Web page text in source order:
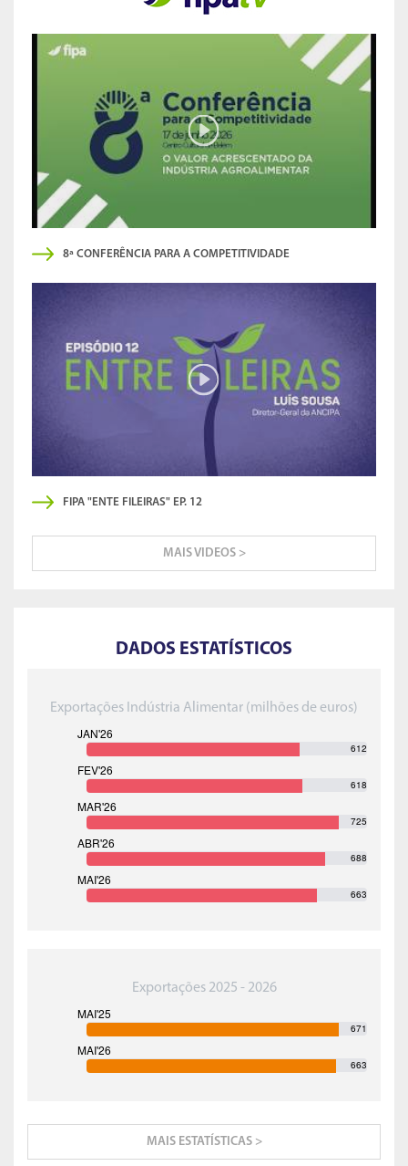
8ª CONFERÊNCIA PARA A COMPETITIVIDADE
FIPA "ENTE FILEIRAS" EP. 12
MAIS VIDEOS >
DADOS ESTATÍSTICOS
Exportações Indústria Alimentar (milhões de euros)
612
618
725
688
663
Exportações 2025 - 2026
671
663
MAIS ESTATÍSTICAS >